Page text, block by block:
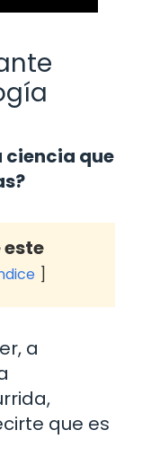
ciencia que
este
a
que es